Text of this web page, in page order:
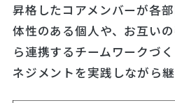
昇格したコアメンバーが各
体性のある個人や、お互い
ら連携するチームワークづ
ネジメントを実践しながら継